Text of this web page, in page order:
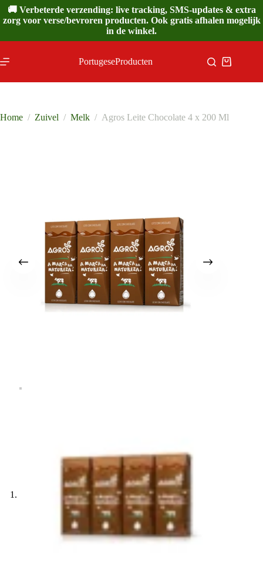
Ga
naar
de
🚚 Verbeterde verzending: live tracking, SMS-updates & extra
zorg voor verse/bevroren producten. Ook gratis afhalen mogelijk
in de winkel.
PortugeseProducten
Home / Zuivel / Melk / Agros Leite Chocolate 4 x 200 Ml